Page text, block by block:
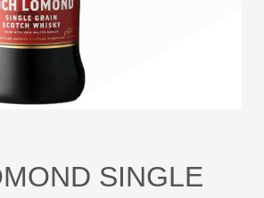
SINGLE